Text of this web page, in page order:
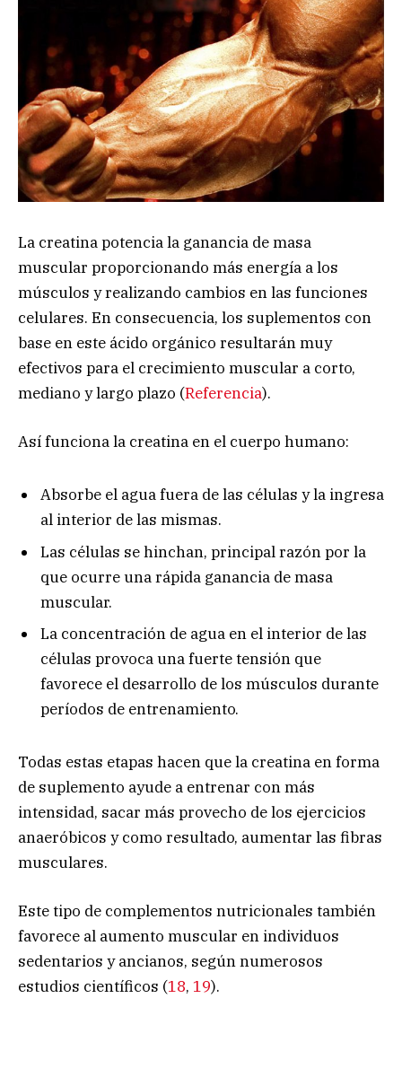
La creatina potencia la ganancia de masa
muscular proporcionando más energía a los
músculos y realizando cambios en las funciones
celulares. En consecuencia, los suplementos con
base en este ácido orgánico resultarán muy
efectivos para el crecimiento muscular a corto,
mediano y largo plazo (Referencia).
Así funciona la creatina en el cuerpo humano:
Absorbe el agua fuera de las células y la ingresa
al interior de las mismas.
Las células se hinchan, principal razón por la
que ocurre una rápida ganancia de masa
muscular.
La concentración de agua en el interior de las
células provoca una fuerte tensión que
favorece el desarrollo de los músculos durante
períodos de entrenamiento.
Todas estas etapas hacen que la creatina en forma
de suplemento ayude a entrenar con más
intensidad, sacar más provecho de los ejercicios
anaeróbicos y como resultado, aumentar las fibras
musculares.
Este tipo de complementos nutricionales también
favorece al aumento muscular en individuos
sedentarios y ancianos, según numerosos
estudios científicos (18, 19).